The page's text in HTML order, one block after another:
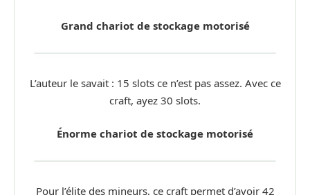
Grand chariot de stockage motorisé
L’auteur le savait : 15 slots ce n’est pas assez. Avec ce
craft, ayez 30 slots.
Énorme chariot de stockage motorisé
Pour l’élite des mineurs, ce craft permet d’avoir 42